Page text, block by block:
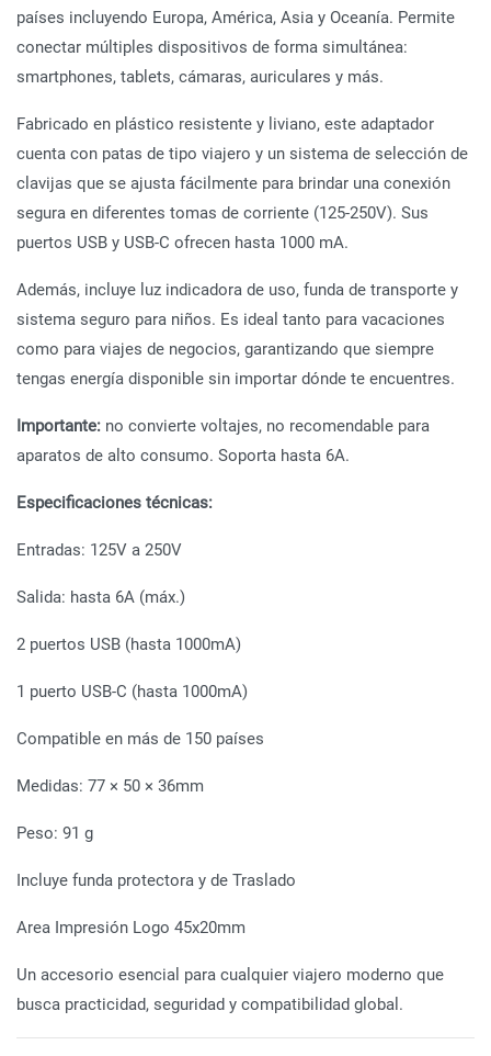
países incluyendo Europa, América, Asia y Oceanía. Permite
conectar múltiples dispositivos de forma simultánea:
smartphones, tablets, cámaras, auriculares y más.
Fabricado en plástico resistente y liviano, este adaptador
cuenta con patas de tipo viajero y un sistema de selección de
clavijas que se ajusta fácilmente para brindar una conexión
segura en diferentes tomas de corriente (125-250V). Sus
puertos USB y USB-C ofrecen hasta 1000 mA.
Además, incluye luz indicadora de uso, funda de transporte y
sistema seguro para niños. Es ideal tanto para vacaciones
como para viajes de negocios, garantizando que siempre
tengas energía disponible sin importar dónde te encuentres.
Importante: no convierte voltajes, no recomendable para
aparatos de alto consumo. Soporta hasta 6A.
Especificaciones técnicas:
Entradas: 125V a 250V
Salida: hasta 6A (máx.)
2 puertos USB (hasta 1000mA)
1 puerto USB-C (hasta 1000mA)
Compatible en más de 150 países
Medidas: 77 × 50 × 36mm
Peso: 91 g
Incluye funda protectora y de Traslado
Area Impresión Logo 45x20mm
Un accesorio esencial para cualquier viajero moderno que
busca practicidad, seguridad y compatibilidad global.